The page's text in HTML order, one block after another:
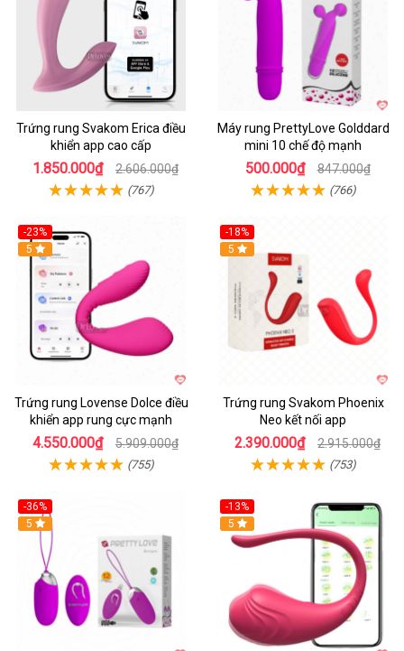
Trứng rung Svakom Erica điều
khiển app cao cấp
1.850.000₫ 2.606.000₫
(767)
Máy rung PrettyLove Golddard
mini 10 chế độ mạnh
500.000₫ 847.000₫
(766)
-23%
Hot
5
Trứng rung Lovense Dolce điều
khiển app rung cực mạnh
4.550.000₫ 5.909.000₫
(755)
-18%
Hot
5
Trứng rung Svakom Phoenix
Neo kết nối app
2.390.000₫ 2.915.000₫
(753)
-36%
5
-13%
Hot
5